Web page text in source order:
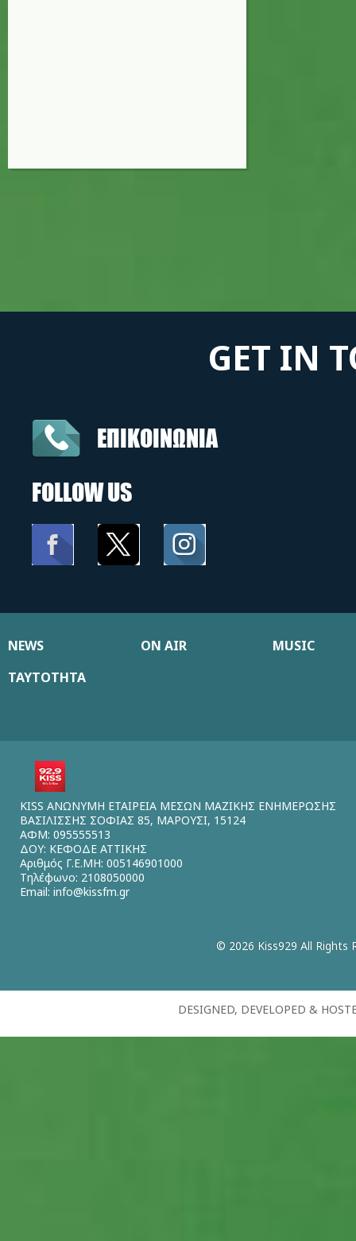
GET IN
ΕΠΙΚΟΙΝΩΝΙΑ
FOLLOW US
NEWS ON AIR
MUSIC
ΤΑΥΤΟΤΗΤΑ
KISS ΑΝΩΝΥΜΗ ΕΤΑΙΡΕΙΑ ΜΕΣΩΝ ΜΑΖΙΚΗΣ ΕΝΗΜΕΡΩΣΗΣ
ΒΑΣΙΛΙΣΣΗΣ ΣΟΦΙΑΣ 85, ΜΑΡΟΥΣΙ, 15124
ΑΦΜ: 095555513
ΔΟΥ: ΚΕΦΟΔΕ ΑΤΤΙΚΗΣ
Αριθμός Γ.Ε.ΜΗ: 005146901000
Τηλέφωνο: 2108050000
Email: info@kissfm.gr
© 2026 Kiss929 All Rights
DESIGNED, DEVELOPED &